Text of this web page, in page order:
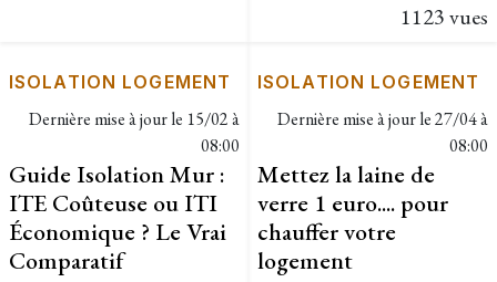
1123 vues
ISOLATION LOGEMENT
Dernière mise à jour le 15/02 à
08:00
Guide Isolation Mur :
ITE Coûteuse ou ITI
Économique ? Le Vrai
Comparatif
ISOLATION LOGEMENT
Dernière mise à jour le27/04 à
08:00
Mettez la laine de
verre 1 euro.... pour
chauffer votre
logement